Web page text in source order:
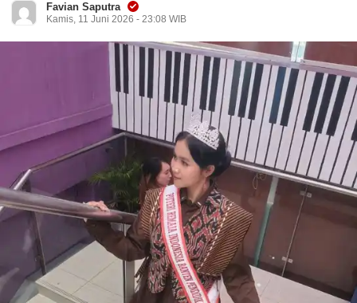
Favian Saputra
Kamis, 11 Juni 2026 - 23:08 WIB